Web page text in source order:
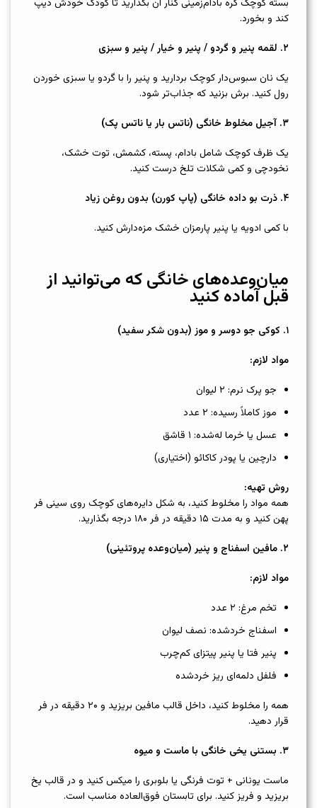
بسته کوچک کره بادام‌زمینی کنار آن بگذارید تا کودک خودش دیپ
کند و بخورد.
۲. لقمه پنیر و گردو / پنیر و خیار / پنیر و سبزی
یک نان سبوس‌دار کوچک بردارید و پنیر را با گردو یا سبزی خوردن
رول کنید. برش بزنید که جذاب‌تر شود.
۳.آجیل مخلوط خانگی (ناتس بار یا ناتس پک)
یک ظرف کوچک شامل بادام، پسته، کشمش، توت خشک،
نخودچی و کمی شکلات تلخ درست کنید.
۴. ذرت بو داده خانگی (پاپ‌ کورن) بدون روغن زیاد
با کمی ادویه یا پنیر پارمزان خشک مزه‌دارش کنید.
میان‌وعده‌های خانگی که می‌توانید از
قبل آماده کنید
۱. کوکی جو دوسر و موز (بدون شکر سفید)
مواد لازم:
جو پرک نرم: ۲ لیوان
موز کاملاً رسیده: ۲ عدد
عسل یا خرما له‌شده: ۱ قاشق
دارچین یا پودر کاکائو (اختیاری)
روش تهیه:
همه مواد را مخلوط کنید، به شکل دایره‌های کوچک روی سینی فر
پهن کنید و به مدت ۱۵ دقیقه در فر ۱۸۰ درجه بگذارید.
۲. مافین اسفناج و پنیر (میان‌وعده پروتئینی)
مواد لازم:
تخم مرغ: ۲ عدد
اسفناج خردشده: نصف لیوان
پنیر فتا یا پنیر پیتزای کم‌چرب
فلفل دلمه‌ای ریز خردشده
همه را مخلوط کنید، داخل قالب مافین بریزید و ۲۰ دقیقه در فر
قرار دهید.
۳. بستنی یخی خانگی با ماست و میوه
ماست یونانی + توت فرنگی یا بلوبری را میکس کنید و در قالب یخ
بریزید و فریز کنید. برای تابستان فوق‌العاده مناسب است.